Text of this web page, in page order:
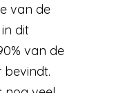
van de
dit
van de
bevindt.